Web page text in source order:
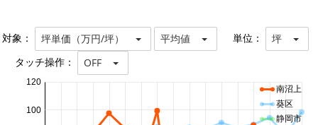
対象： 坪単価（万円/坪） 平均値 単位： 坪
タッチ操作： OFF
100
120
南沼上
葵区
静岡市